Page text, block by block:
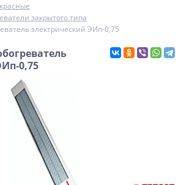
закрытого типа
электрический ЭИп-0,75
0,75